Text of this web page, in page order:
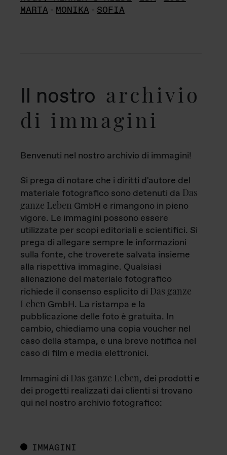
MARTA - MONIKA - SOFIA
Il nostro archivio
di immagini
Benvenuti nel nostro archivio di immagini!
Si prega di notare che i diritti d'autore del
materiale fotografico sono detenuti da Das
ganze Leben GmbH e rimangono in pieno
vigore. Le immagini possono essere
utilizzate per scopi editoriali e scientifici. Si
prega di allegare sempre le informazioni
sulla fonte, che troverete salvata insieme
alla rispettiva immagine. Qualsiasi
alienazione del materiale fotografico
richiede il consenso esplicito di Das ganze
Leben GmbH. La ristampa e la
pubblicazione delle foto è gratuita. In
cambio, chiediamo una copia voucher nel
caso della stampa, e una breve notifica nel
caso di film e media elettronici.
Immagini di Das ganze Leben, dei prodotti e
dei progetti realizzati dai clienti si trovano
qui nel nostro archivio fotografico:
IMMAGINI